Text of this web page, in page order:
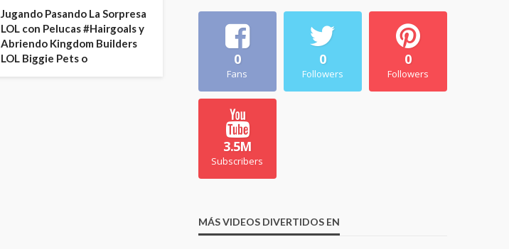
Jugando Pasando La Sorpresa
LOL con Pelucas #Hairgoals y
Abriendo Kingdom Builders
LOL Biggie Pets o
0
Fans
0
Followers
0
Followers
3.5M
Subscribers
MÁS VIDEOS DIVERTIDOS EN